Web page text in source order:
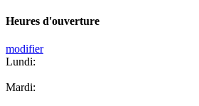
Heures d'ouverture
modifier
Lundi:
Mardi: